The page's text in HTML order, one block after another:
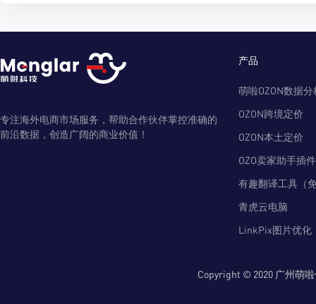
专注海外电商市场服务，帮助合作伙伴掌控准确的
前沿数据，创造广阔的商业价值！
产品
萌啦OZON数据分
OZON跨境定价
OZON本土定价
OZO卖家助手插件
有趣翻译工具（
青虎云电脑
LinkPix图片优化
Copyright © 2020 广州萌